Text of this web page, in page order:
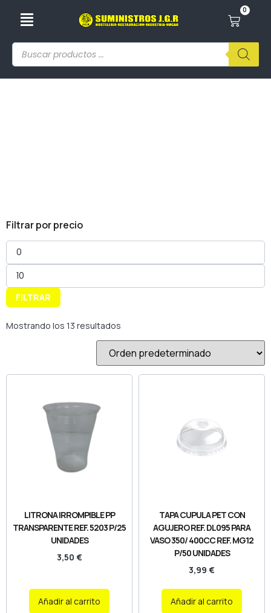
0
Filtrar por precio
FILTRAR
Mostrando los 13 resultados
LITRONA IRROMPIBLE PP
TRANSPARENTE REF. 5203 P/25
UNIDADES
3,50 €
Añadir al carrito
TAPA CUPULA PET CON
AGUJERO REF. DL095 PARA
VASO 350/ 400CC REF. MG12
P/50 UNIDADES
3,99 €
Añadir al carrito